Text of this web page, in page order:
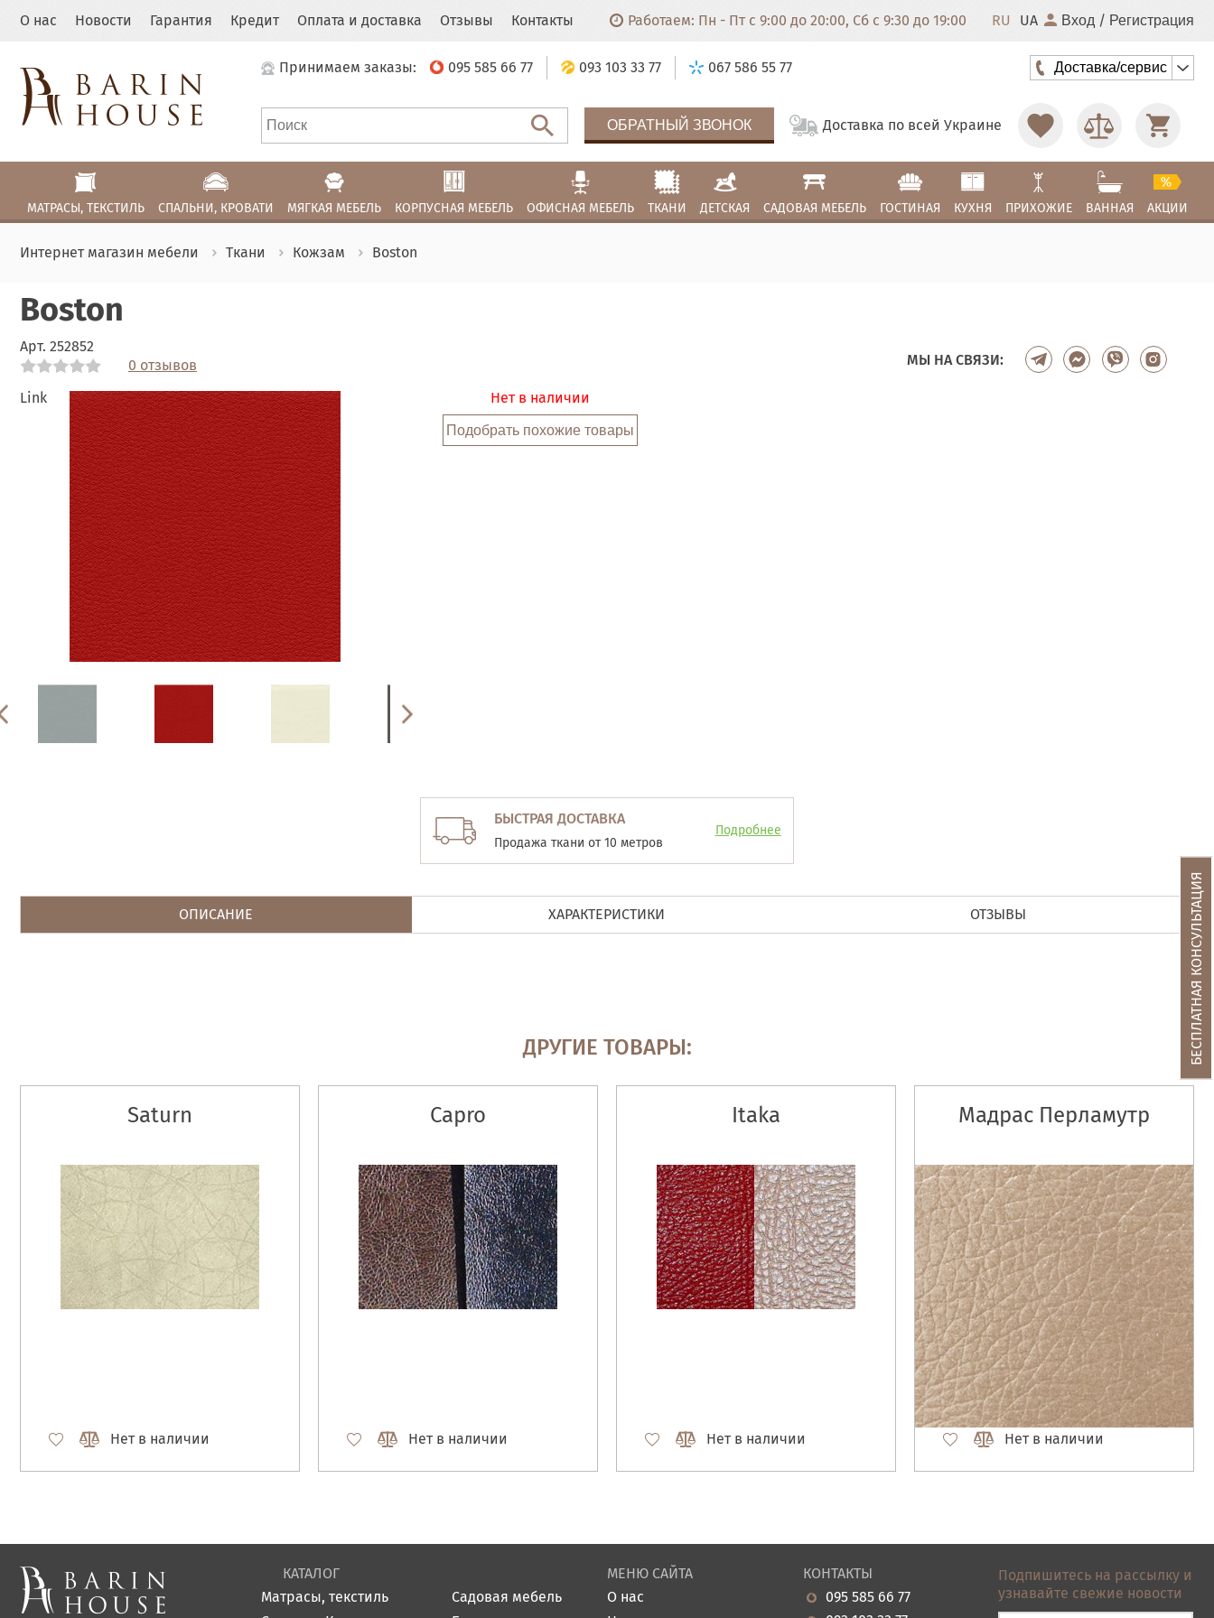
О нас Новости Гарантия Кредит Оплата и доставка Отзывы Контакты Работаем: Пн - Пт с 9:00 до 20:00, Сб с 9:30 до 19:00 RU UA Вход / Регистрация
Принимаем заказы: 095 585 66 77 093 103 33 77 067 586 55 77 Доставка/сервис
ОБРАТНЫЙ ЗВОНОК Доставка по всей Украине
МАТРАСЫ, ТЕКСТИЛЬ СПАЛЬНИ, КРОВАТИ МЯГКАЯ МЕБЕЛЬ КОРПУСНАЯ МЕБЕЛЬ ОФИСНАЯ МЕБЕЛЬ ТКАНИ ДЕТСКАЯ САДОВАЯ МЕБЕЛЬ ГОСТИНАЯ КУХНЯ ПРИХОЖИЕ ВАННАЯ АКЦИИ
Интернет магазин мебели Ткани Кожзам Boston
Boston
Арт. 252852
0 отзывов
Link
Link
Link
Link
Link
Link
Link
Link
Link
Link
Link
Link
Link
Link Нет в наличии
Подобрать похожие товары
МЫ НА СВЯЗИ:
БЫСТРАЯ ДОСТАВКА
Продажа ткани от 10 метров
Подробнее
ОПИСАНИЕ ХАРАКТЕРИСТИКИ ОТЗЫВЫ
ДРУГИЕ ТОВАРЫ:
Saturn
Нет в наличии
Capro
Нет в наличии
Itaka
Нет в наличии
Мадрас Перламутр
Нет в наличии
БЕСПЛАТНАЯ КОНСУЛЬТАЦИЯ
КАТАЛОГ
Матрасы, текстиль
Садовая мебель
МЕНЮ САЙТА
О нас
КОНТАКТЫ
095 585 66 77
Подпишитесь на рассылку и
узнавайте свежие новости